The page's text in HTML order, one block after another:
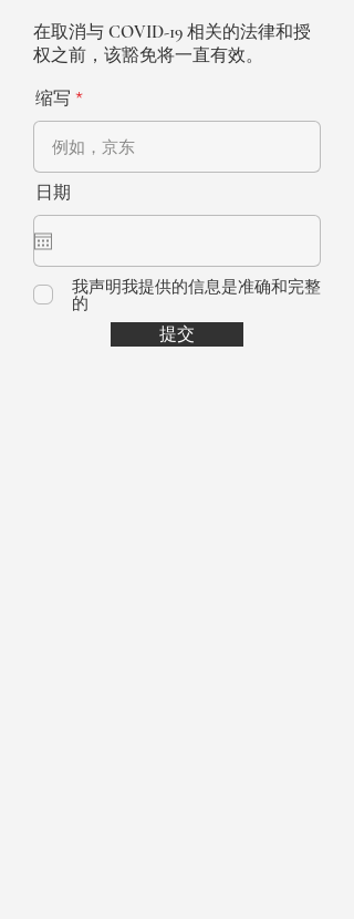
在取消与 COVID-19 相关的法律和授
权之前，该豁免将一直有效。
缩写
日期
我声明我提供的信息是准确和完整
的
提交